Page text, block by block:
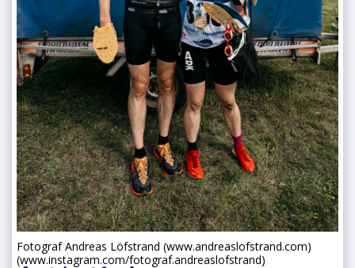
Fotograf Andreas Löfstrand (www.andreaslofstrand.com)
(www.instagram.com/fotograf.andreaslofstrand)